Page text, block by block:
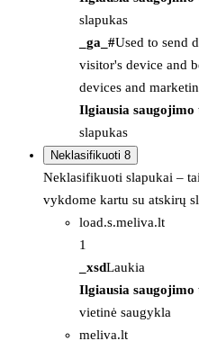
slapukas
_ga_#Used to send
visitor's device and
devices and
Ilgiausia saugojimo
slapukas
Neklasifikuoti 8
Neklasifikuoti slapukai –
vykdome kartu su atskirų
load.s.meliva.lt
1
_xsdLaukia
Ilgiausia saugojimo
vietinė saugykla
meliva.lt